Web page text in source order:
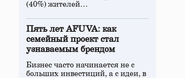
(40%) жителей…
Пять лет AFUVA: как
семейный проект стал
узнаваемым брендом
Бизнес часто начинается не с
больших инвестиций, а с идеи, в